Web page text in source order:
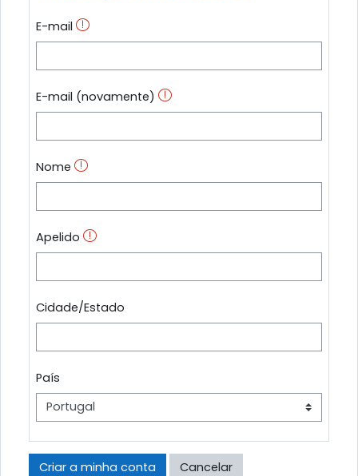
E-mail
E-mail (novamente)
Nome
Apelido
Cidade/Estado
País